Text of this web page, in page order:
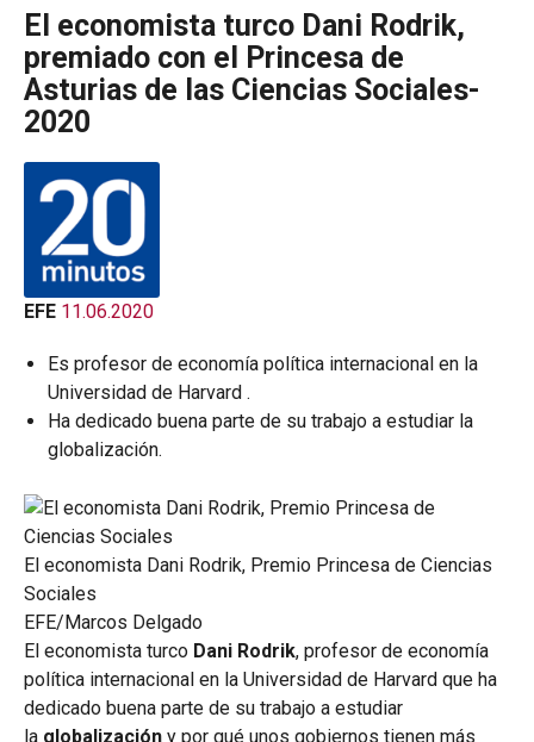
El economista turco Dani Rodrik,
premiado con el Princesa de
Asturias de las Ciencias Sociales-
2020
EFE 11.06.2020
Es profesor de economía política internacional en la
Universidad de Harvard .
Ha dedicado buena parte de su trabajo a estudiar la
globalización.
El economista Dani Rodrik, Premio Princesa de Ciencias
Sociales
EFE/Marcos Delgado
El economista turco Dani Rodrik, profesor de economía
política internacional en la Universidad de Harvard que ha
dedicado buena parte de su trabajo a estudiar
la globalización y por qué unos gobiernos tienen más